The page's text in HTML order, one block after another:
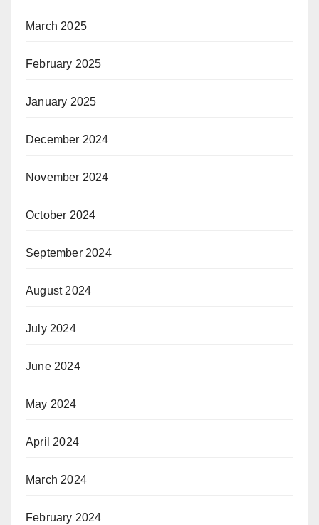
March 2025
February 2025
January 2025
December 2024
November 2024
October 2024
September 2024
August 2024
July 2024
June 2024
May 2024
April 2024
March 2024
February 2024